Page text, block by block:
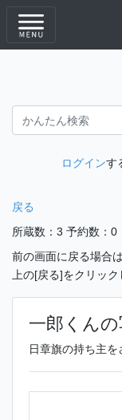
ログインす
戻る
所蔵数：3 予約数：0
前の画面に戻る場合
上の[戻る]をクリック
一郎くんの
日章旗の持ち主を